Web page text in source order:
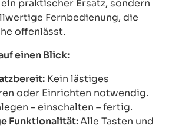
praktischer Ersatz, sondern
Fernbedienung, die
offenlässt.
einen Blick:
Kein lästiges
oder Einrichten notwendig.
– einschalten – fertig.
Funktionalität:Alle Tasten und